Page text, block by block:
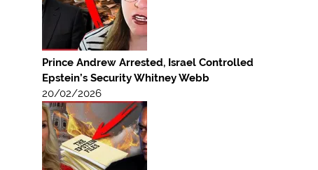
Prince Andrew Arrested, Israel Controlled
Epstein’s Security Whitney Webb
20/02/2026